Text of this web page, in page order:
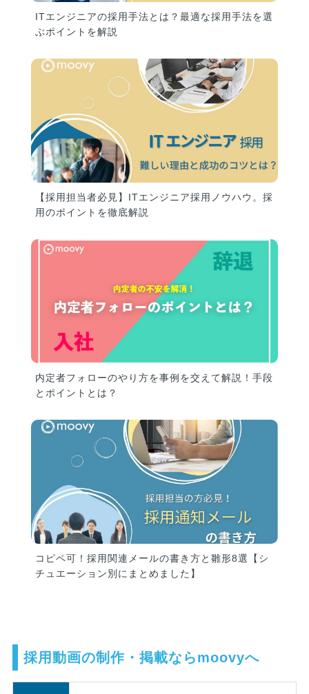
ITエンジニアの採用手法とは？最適な採用手法を選
ぶポイントを解説
【採用担当者必見】ITエンジニア採用ノウハウ。採
用のポイントを徹底解説
内定者フォローのやり方を事例を交えて解説！手段
とポイントとは？
コピペ可！採用関連メールの書き方と雛形8選【シ
チュエーション別にまとめました】
採用動画の制作・掲載ならmoovyへ